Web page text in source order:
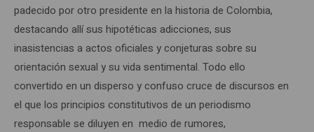
padecido por otro presidente en la historia de Colombia,
destacando allí sus hipotéticas adicciones, sus
inasistencias a actos oficiales y conjeturas sobre su
orientación sexual y su vida sentimental. Todo ello
convertido en un disperso y confuso cruce de discursos en
el que los principios constitutivos de un periodismo
responsable se diluyen en medio de rumores,